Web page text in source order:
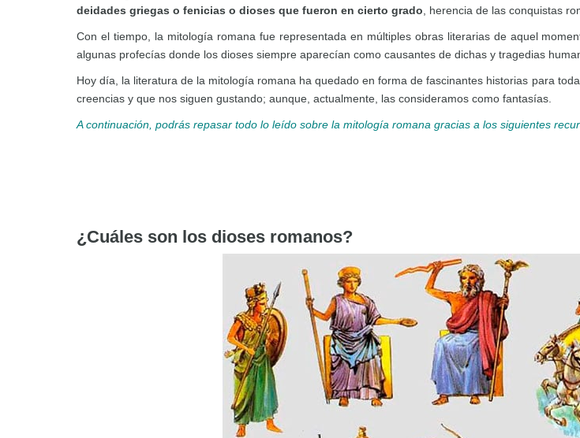
deidades griegas o fenicias o dioses que fueron en cierto grado, herencia de las conquistas
Con el tiempo, la mitología romana fue representada en múltiples obras literarias de aquel
algunas profecías donde los dioses siempre aparecían como causantes de dichas y tragedias
Hoy día, la literatura de la mitología romana ha quedado en forma de fascinantes historias para
creencias y que nos siguen gustando; aunque, actualmente, las consideramos como fantasías.
A continuación, podrás repasar todo lo leído sobre la mitología romana gracias a los siguientes
¿Cuáles son los dioses romanos?